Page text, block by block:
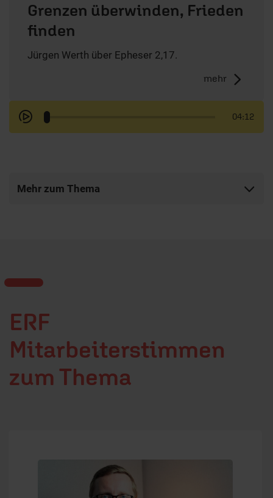
Grenzen überwinden, Frieden
finden
Jürgen Werth über Epheser 2,17.
mehr
04:12
Mehr zum Thema
ERF
Mitarbeiterstimmen
zum Thema